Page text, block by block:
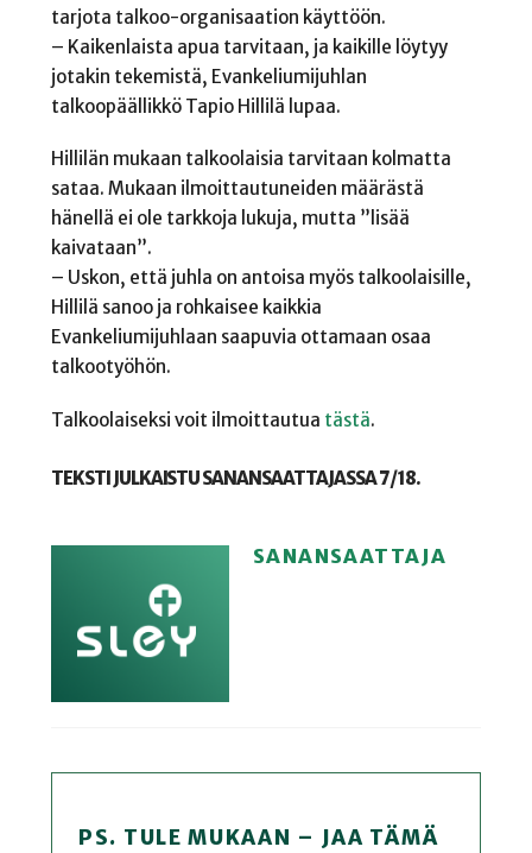
tarjota talkoo-organisaation käyttöön.
– Kaikenlaista apua tarvitaan, ja kaikille löytyy
jotakin tekemistä, Evankeliumijuhlan
talkoopäällikkö Tapio Hillilä lupaa.
Hillilän mukaan talkoolaisia tarvitaan kolmatta
sataa. Mukaan ilmoittautuneiden määrästä
hänellä ei ole tarkkoja lukuja, mutta ”lisää
kaivataan”.
– Uskon, että juhla on antoisa myös talkoolaisille,
Hillilä sanoo ja rohkaisee kaikkia
Evankeliumijuhlaan saapuvia ottamaan osaa
talkootyöhön.
Talkoolaiseksi voit ilmoittautua tästä.
TEKSTI JULKAISTU SANANSAATTAJASSA 7/18.
SANANSAATTAJA
PS. TULE MUKAAN – JAA TÄMÄ